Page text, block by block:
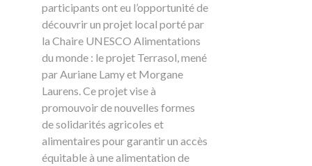
participants ont eu l’opportunité de
découvrir un projet local porté par
la Chaire UNESCO Alimentations
du monde : le projet Terrasol, mené
par Auriane Lamy et Morgane
Laurens. Ce projet vise à
promouvoir de nouvelles formes
de solidarités agricoles et
alimentaires pour garantir un accès
équitable à une alimentation de